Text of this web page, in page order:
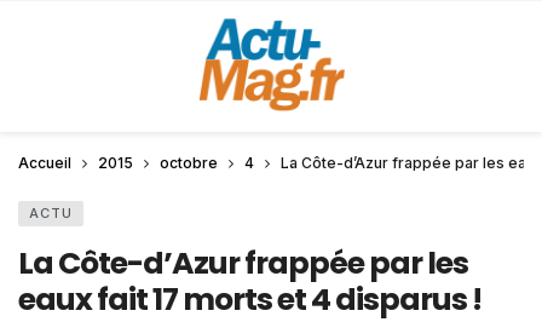
Accueil 2015 octobre 4 La Côte-d’Azur frappée par les
ACTU
La Côte-d’Azur frappée par les
eaux fait 17 morts et 4 disparus !